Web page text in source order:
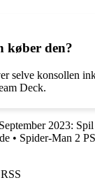
køber den?
konsollen
Deck.
2023:
• Spider-Man 2
RSS